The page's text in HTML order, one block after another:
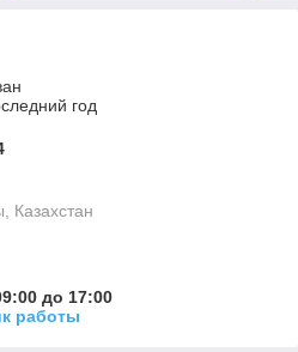
год
Казахстан
до 17:00
работы